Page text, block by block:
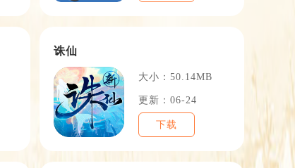
诛仙
大小：50.14MB
更新：06-24
下载